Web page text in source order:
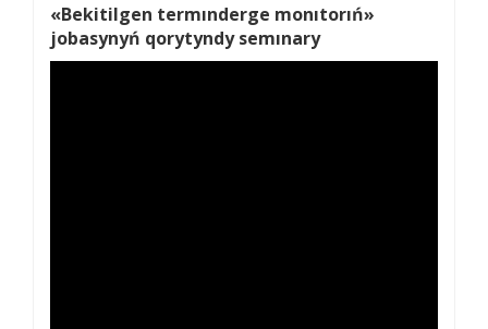
«Bekitilgen termınderge monıtorıń»
jobasynyń qorytyndy semınary